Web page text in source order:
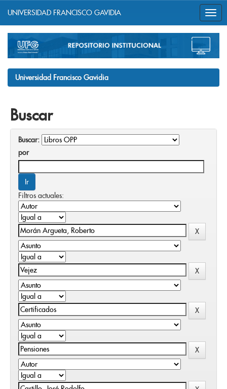
navigation
UNIVERSIDAD FRANCISCO GAVIDIA
Universidad Francisco Gavidia
Buscar
Buscar:
por
Filtros actuales: